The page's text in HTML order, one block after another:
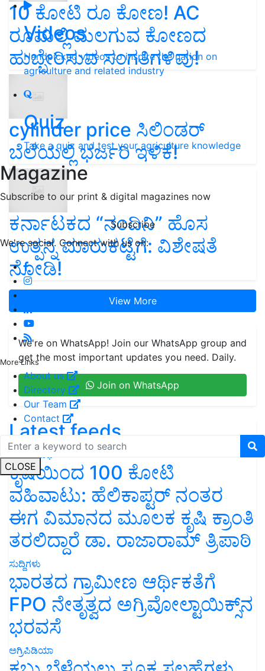
Videos
Handpicked videos to inspire the nation on
agriculture and related industry
Quiz
Take a quiz and test your agriculture knowledge
Magazine
Subscribe to our print & digital magazines now
Subscribe
We're social. Connect with us on:
More Links
About us
Directory
Our Team
Contact
CLOSE
10 ಕೋಟಿ ರೂ ಕೋಣ! AC
ರೂಮಲ್ಲಿ ಮಲಗುವ ಕೋಣದ
ಹುಬ್ಬೇರಿಸುವ ಸಂಗತಿಗಳಿವು!
cylinder price ಸಿಲಿಂಡರ್‌
ಬೆಲೆಯಲ್ಲಿ ಭರ್ಜರಿ ಇಳಿಕೆ!
ಕರ್ನಾಟಕದ “ನಂದಿನಿ” ಹೊಸ
ಉತ್ಪನ್ನ ಮಾರುಕಟ್ಟೆಗೆ: ವಿಶೇಷತೆ
ನೋಡಿ!
View More
We're on WhatsApp! Join our WhatsApp group and
get the most important updates you need. Daily.
Join on WhatsApp
Latest feeds
ಯಶೋಗಾಥೆ
ಕೃಷಿಯಿಂದ 100 ಕೋಟಿ
ವಹಿವಾಟು: ಹೆಲಿಕಾಪ್ಟರ್ ನಂತರ
ಈಗ ವಿಮಾನದ ಮೂಲಕ ಕೃಷಿ ಕ್ರಾಂತಿ
ತರಲಿದ್ದಾರೆ ಡಾ. ರಾಜಾರಾಮ್ ತ್ರಿಪಾಠಿ
ಸುದ್ದಿಗಳು
ಭಾರತದ ಗ್ರಾಮೀಣ ಆರ್ಥಿಕತೆಗೆ
FPO ನೇತೃತ್ವದ ಅಗ್ರಿವೋಲ್ಟಾಯಿಕ್ಸ್‌ನ
ಭರವಸೆ
ಅಗ್ರಿಪಿಡಿಯಾ